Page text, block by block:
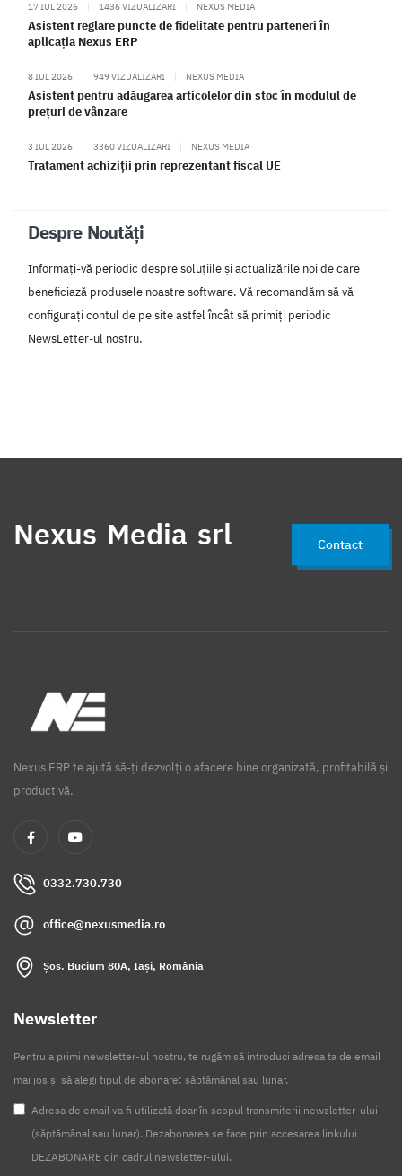
17 IUL 2026 | 1436 VIZUALIZARI | NEXUS MEDIA
Asistent reglare puncte de fidelitate pentru parteneri în
aplicația Nexus ERP
8 IUL 2026 | 949 VIZUALIZARI | NEXUS MEDIA
Asistent pentru adăugarea articolelor din stoc în modulul de
prețuri de vânzare
3 IUL 2026 | 3360 VIZUALIZARI | NEXUS MEDIA
Tratament achiziții prin reprezentant fiscal UE
Despre Noutăți
Informați-vă periodic despre soluțiile și actualizările noi de care
beneficiază produsele noastre software. Vă recomandăm să vă
configurați contul de pe site astfel încât să primiți periodic
NewsLetter-ul nostru.
Nexus Media srl Contact
Nexus ERP te ajută să-ți dezvolți o afacere bine organizată, profitabilă și
productivă.
0332.730.730
office@nexusmedia.ro
Șos. Bucium 80A, Iași, România
Newsletter
Pentru a primi newsletter-ul nostru, te rugăm să introduci adresa ta de email
mai jos și să alegi tipul de abonare: săptămânal sau lunar.
Adresa de email va fi utilizată doar în scopul transmiterii newsletter-ului
(săptămânal sau lunar). Dezabonarea se face prin accesarea linkului
DEZABONARE din cadrul newsletter-ului.